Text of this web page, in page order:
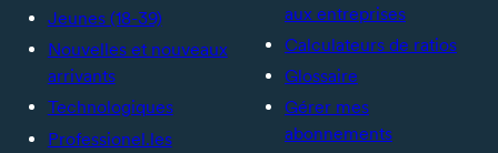
Jeunes (18-39)
Nouvelles et nouveaux
arrivants
Technologiques
Professionel.les
aux entreprises
Calculateurs de ratios
Glossaire
Gérer mes
abonnements